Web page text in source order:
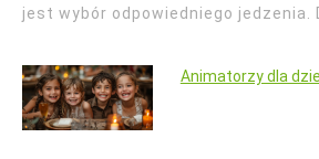
jest wybór odpowiedniego jedzenia.
Animatorzy dla